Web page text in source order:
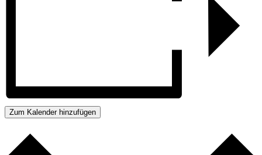
Zum Kalender hinzufügen